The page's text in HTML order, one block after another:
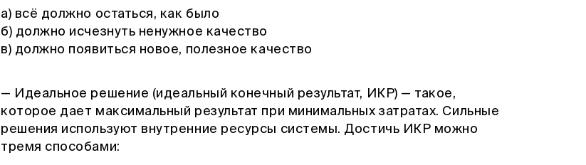
а) всё должно остаться, как было
б) должно исчезнуть ненужное качество
в) должно появиться новое, полезное качество
— Идеальное решение (идеальный конечный результат, ИКР) — такое,
которое дает максимальный результат при минимальных затратах. Сильные
решения используют внутренние ресурсы системы. Достичь ИКР можно
тремя способами: